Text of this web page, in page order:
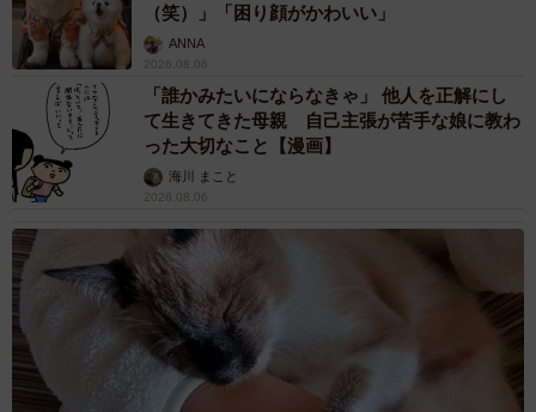
（笑）」「困り顔がかわいい」
ANNA
2026.08.06
「誰かみたいにならなきゃ」 他人を正解にし
て生きてきた母親 自己主張が苦手な娘に教わ
った大切なこと【漫画】
海川 まこと
2026.08.06